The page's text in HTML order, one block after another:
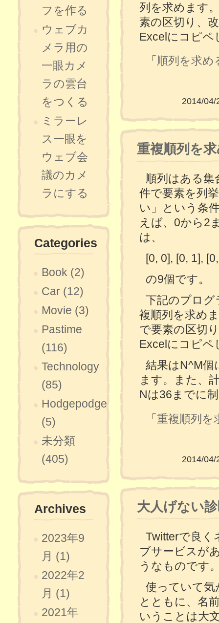
列を求めます
素の区切り、
Excelにコピペ
「順列を求め
2014/
重複順列を
順列はある
件で要素を列
い」という条
えば、0から2
は、
[0, 0], [0, 1],
の9個です。
下記のプログ
複順列を求め
で要素の区切
Excelにコピペ
結果はN^M
ます。また、
Nは36までに
「重複順列を
2014/
大人げない
Twitterで良く
ブサービスが
うなものです
使っていて
とともに、名
いうことは大
フを作る
ウェブカ
メラ用の
一眼カメ
ラの雲台
をつくる
ミラーレ
ス一眼を
ウェブ会
議のカメ
ラにする
Categories
Book (2)
Car (12)
Movie (3)
Pastime
(116)
Technology
(85)
Hodgepodge
(5)
未分類
(405)
Archives
2023年9
月 (1)
2022年2
月 (1)
2021年